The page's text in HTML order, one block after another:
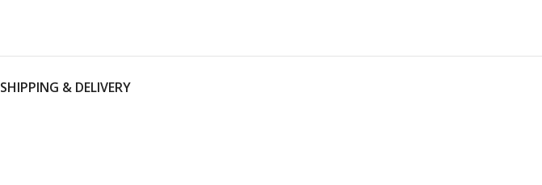
SHIPPING & DELIVERY